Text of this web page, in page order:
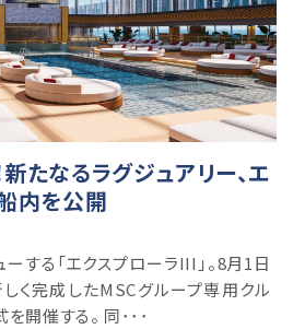
たなるラグジュアリー、エ
内を公開
する「エクスプローラIII」。8月1日
く完成したMSCグループ専用クル
開催する。 同･･･